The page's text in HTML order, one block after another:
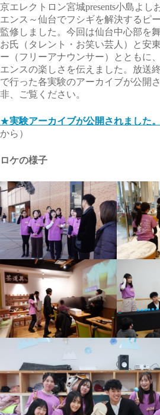
京エレクトロン宮城presents小島よし
エンス～仙台でフシギを解決するピ
監修しました。今回は仙台中心部を
お氏（タレント・お笑い芸人）と安
ー（フリーアナウンサー）とともに
エンスの楽しさを伝えました。放送
で行った各実験のアーカイブが公開
非、ご覧ください。
★実験アーカイブが公開されました。
から）
ロケの様子